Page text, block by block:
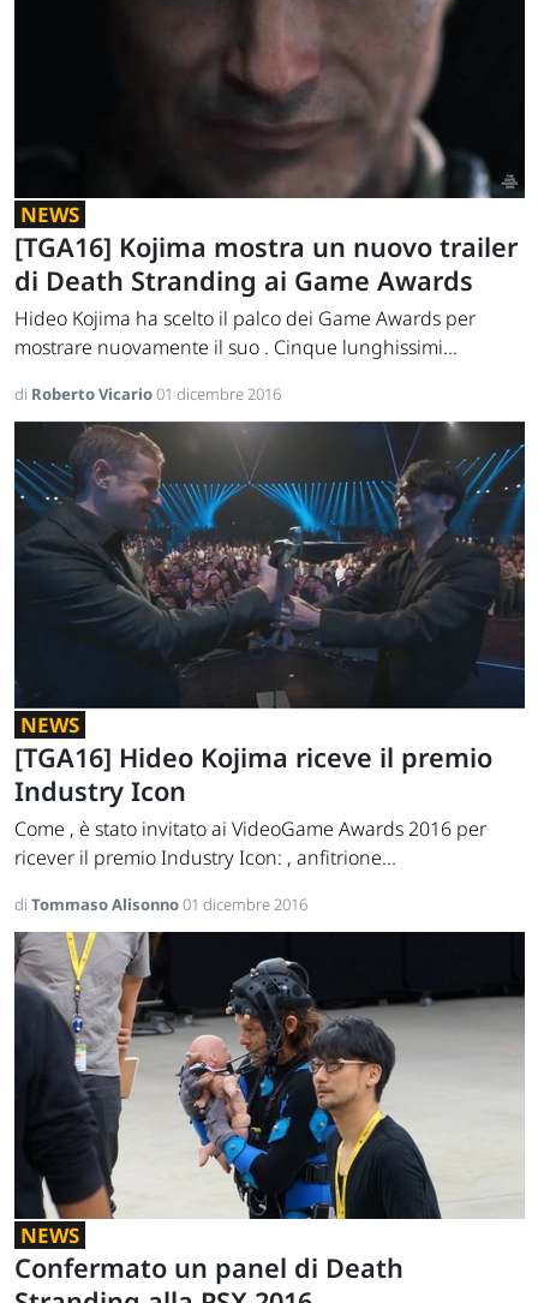
NEWS
[TGA16] Kojima mostra un nuovo trailer
di Death Stranding ai Game Awards
Hideo Kojima ha scelto il palco dei Game Awards per
mostrare nuovamente il suo . Cinque lunghissimi...
di Roberto Vicario01 dicembre 2016
NEWS
[TGA16] Hideo Kojima riceve il premio
Industry Icon
Come , è stato invitato ai VideoGame Awards 2016 per
ricever il premio Industry Icon: , anfitrione...
di Tommaso Alisonno01 dicembre 2016
NEWS
Confermato un panel di Death